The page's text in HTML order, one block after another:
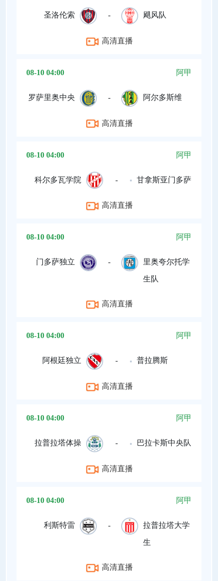
圣洛伦索 - 飓风队
高清直播
08-10 04:00 阿甲
罗萨里奥中央 - 阿尔多斯维
高清直播
08-10 04:00 阿甲
科尔多瓦学院 - 甘拿斯亚门多萨
高清直播
08-10 04:00 阿甲
门多萨独立 - 里奥夸尔托学
生队
高清直播
08-10 04:00 阿甲
阿根廷独立 - 普拉腾斯
高清直播
08-10 04:00 阿甲
拉普拉塔体操 - 巴拉卡斯中央队
高清直播
08-10 04:00 阿甲
利斯特雷 - 拉普拉塔大学
生
高清直播